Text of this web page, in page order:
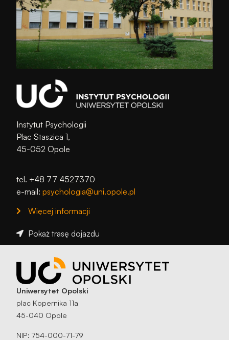
Instytut Psychologii
Plac Staszica 1,
45-052 Opole
tel. +48 77 4527370
e-mail:psychologia@uni.opole.pl
Więcej informacji
Pokaż trasę dojazdu
Uniwersytet Opolski
plac Kopernika 11a
45-040 Opole
NIP: 754-000-71-79